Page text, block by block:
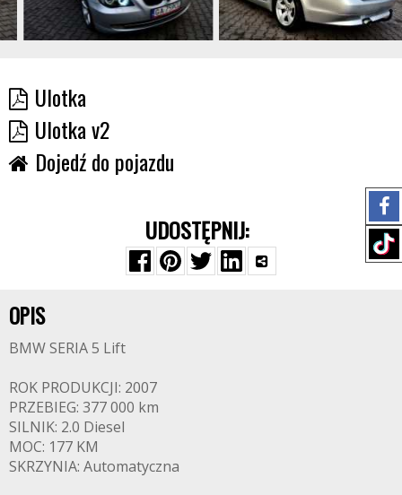
Ulotka
Ulotka v2
Dojedź do pojazdu
UDOSTĘPNIJ:
OPIS
BMW SERIA 5 Lift
ROK PRODUKCJI: 2007
PRZEBIEG: 377 000 km
SILNIK: 2.0 Diesel
MOC: 177 KM
SKRZYNIA: Automatyczna